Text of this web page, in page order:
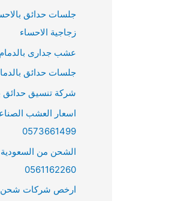
زجاجية الاحساء
عشب جدارى بالدمام 0573661499
جلسات حدائق بالدمام
شركة تنسيق حدائق بالاحساء
اسعار العشب
0573661499
الشحن من
0561162260
ارخص شركات شحن